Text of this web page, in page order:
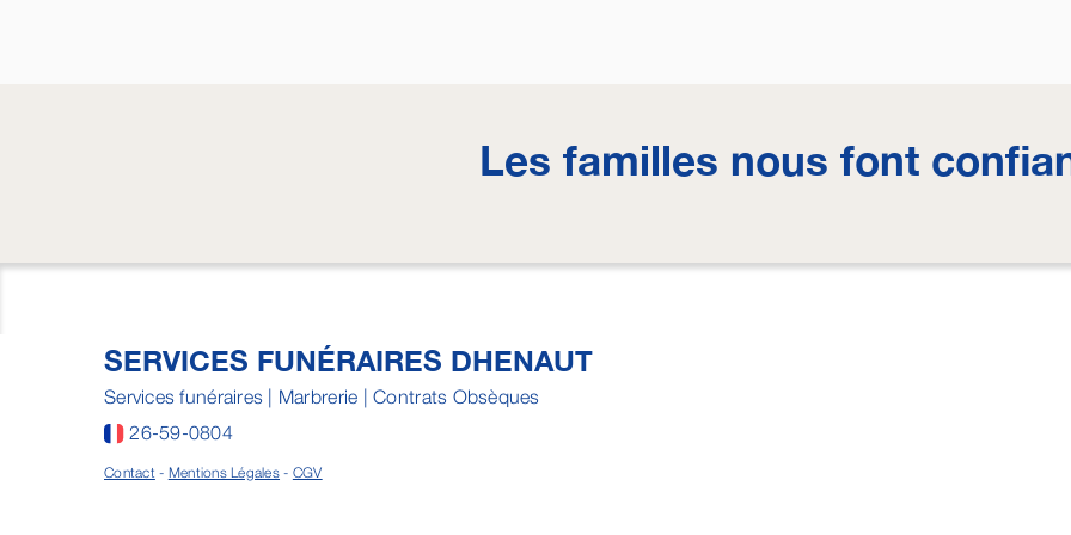
Les familles nous font
SERVICES FUNÉRAIRES DHENAUT
Services funéraires | Marbrerie | Contrats Obsèques
26-59-0804
Contact - Mentions Légales - CGV